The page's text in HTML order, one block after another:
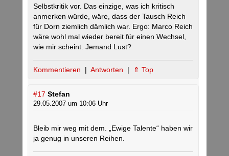
Selbstkritik vor. Das einzige, was ich kritisch
anmerken würde, wäre, dass der Tausch Reich
für Dorn ziemlich dämlich war. Ergo: Marco Reich
wäre wohl mal wieder bereit für einen Wechsel,
wie mir scheint. Jemand Lust?
Kommentieren | Antworten | ⇑ Top
#17 Stefan
29.05.2007 um 10:06 Uhr
Bleib mir weg mit dem. „Ewige Talente“ haben wir
ja genug in unseren Reihen.